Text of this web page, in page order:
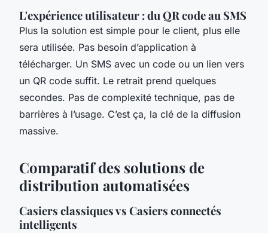
L'expérience utilisateur : du QR code au SMS
Plus la solution est simple pour le client, plus elle
sera utilisée. Pas besoin d’application à
télécharger. Un SMS avec un code ou un lien vers
un QR code suffit. Le retrait prend quelques
secondes. Pas de complexité technique, pas de
barrières à l’usage. C’est ça, la clé de la diffusion
massive.
Comparatif des solutions de
distribution automatisées
Casiers classiques vs Casiers connectés
intelligents